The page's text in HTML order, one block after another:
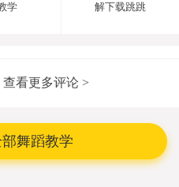
学
解下载跳跳
看更多评论 >
舞蹈教学